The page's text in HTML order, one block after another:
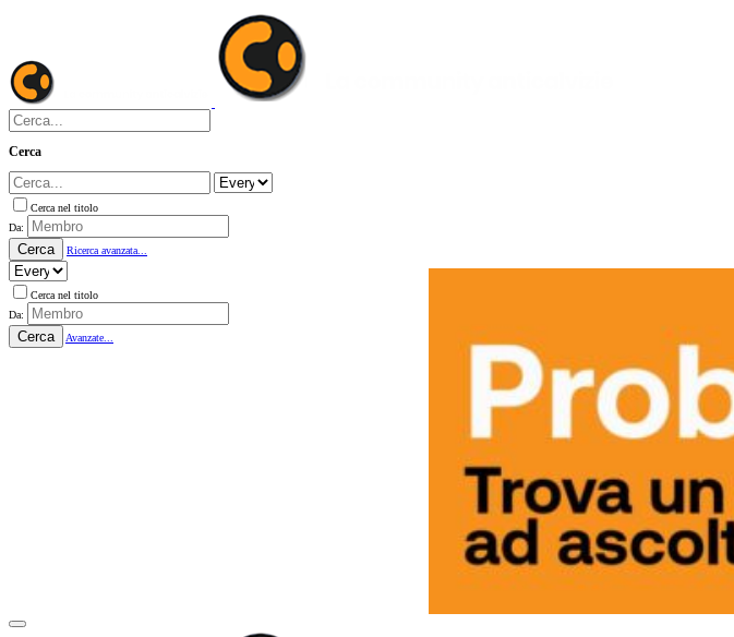
Cerca
Cerca nel titolo
Da:
Cerca Ricerca avanzata...
Cerca nel titolo
Da:
Cerca Avanzate...